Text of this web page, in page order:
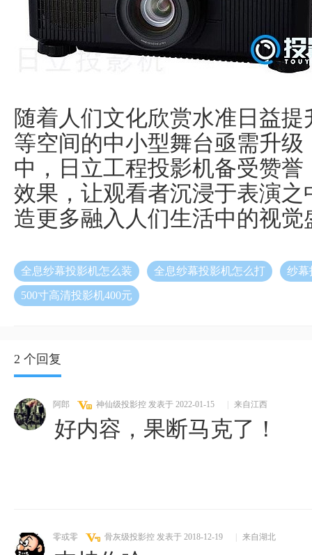
随着人们文化欣赏水准日益
等空间的中小型舞台亟需升
中，日立工程投影机备受赞
效果，让观看者沉浸于表演
造更多融入人们生活中的视觉
全息纱幕投影机怎么装 全息纱幕投影机怎么打 纱幕
500寸高清投影机400元
2 个回复
阿郎 神仙级投影控 发表于 2022-01-15 来自江西
好内容，果断马克了！
零或零 骨灰级投影控 发表于 2018-12-19 来自湖北